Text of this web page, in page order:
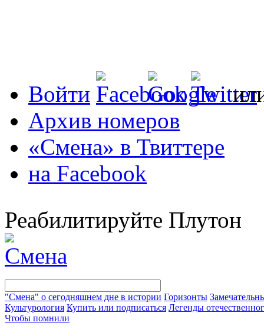
Войти
Архив номеров
«Смена» в Твиттере
на Facebook
Реабилитируйте Плутон
"Смена" о сегодняшнем дне в истории Горизонты
Культурология Купить или подписаться Легенды
Чтобы помнили